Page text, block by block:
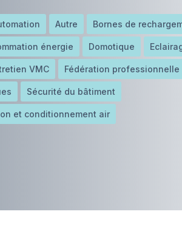
Autre Bornes de
énergie Domotique
VMC Fédération professionnelle
Sécurité du bâtiment
et conditionnement air